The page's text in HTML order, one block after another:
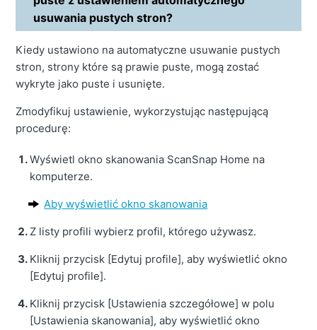
usuwania pustych stron?
Kiedy ustawiono na automatyczne usuwanie pustych
stron, strony które są prawie puste, mogą zostać
wykryte jako puste i usunięte.
Zmodyfikuj ustawienie, wykorzystując następującą
procedurę:
Wyświetl okno skanowania ScanSnap Home na
komputerze.
Aby wyświetlić okno skanowania
Z listy profili wybierz profil, którego używasz.
Kliknij przycisk [Edytuj profile], aby wyświetlić okno
[Edytuj profile].
Kliknij przycisk [Ustawienia szczegółowe] w polu
[Ustawienia skanowania], aby wyświetlić okno